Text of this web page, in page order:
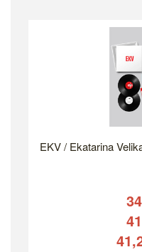
EKV / Ekatarina